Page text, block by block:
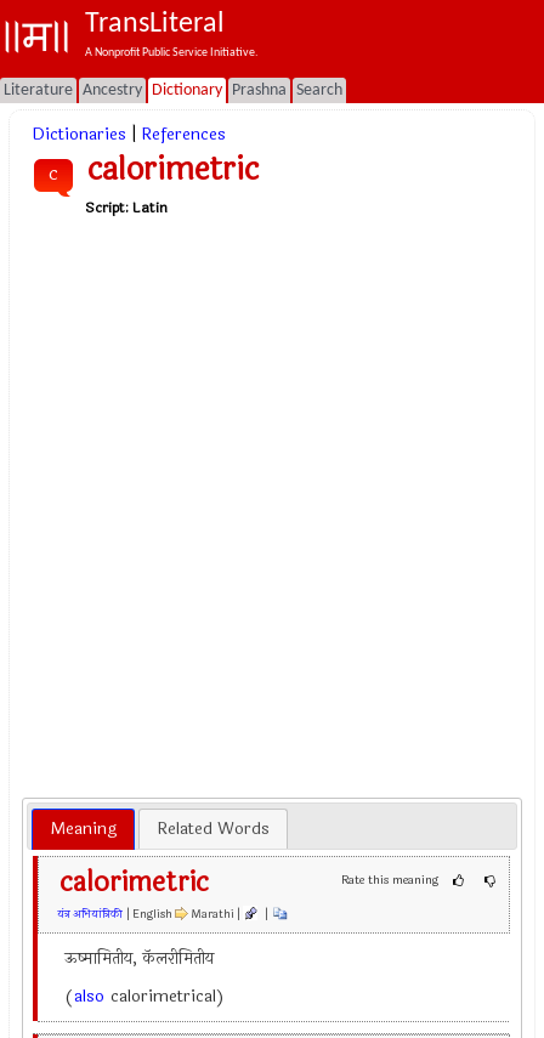
TransLiteral
A Nonprofit Public Service Initiative.
Literature Ancestry Dictionary Prashna Search
Dictionaries References
c calorimetric
Script:Latin
Meaning Related Words
Rate this meaning
calorimetric
यंत्र अभियांत्रिकी | English Marathi | |
ऊष्मामितीय, कॅलरीमितीय
(also calorimetrical)